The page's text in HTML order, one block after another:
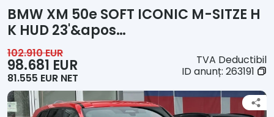
Autoturisme
Motociclete
Autoutilitare
BMW XM 50e SOFT ICONIC M-SITZE H
K HUD 23'&apos…
102.910 EUR
98.681 EUR
81.555 EUR NET
TVA Deductibil
ID anunț: 263191